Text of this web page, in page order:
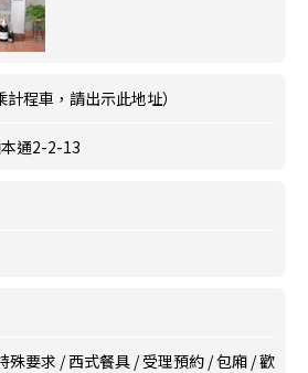
程車，請出示此地址）
通2-2-13
殊要求 /西式餐具 /受理預約 /包廂 /歡